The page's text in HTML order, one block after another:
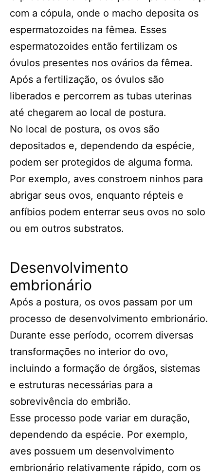
com a cópula, onde o macho deposita os
espermatozoides na fêmea. Esses
espermatozoides então fertilizam os
óvulos presentes nos ovários da fêmea.
Após a fertilização, os óvulos são
liberados e percorrem as tubas uterinas
até chegarem ao local de postura.
No local de postura, os ovos são
depositados e, dependendo da espécie,
podem ser protegidos de alguma forma.
Por exemplo, aves constroem ninhos para
abrigar seus ovos, enquanto répteis e
anfíbios podem enterrar seus ovos no solo
ou em outros substratos.
Desenvolvimento
embrionário
Após a postura, os ovos passam por um
processo de desenvolvimento embrionário.
Durante esse período, ocorrem diversas
transformações no interior do ovo,
incluindo a formação de órgãos, sistemas
e estruturas necessárias para a
sobrevivência do embrião.
Esse processo pode variar em duração,
dependendo da espécie. Por exemplo,
aves possuem um desenvolvimento
embrionário relativamente rápido, com os